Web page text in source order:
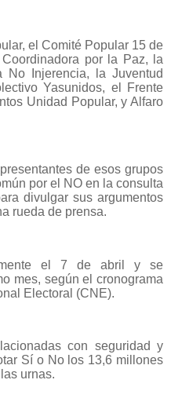
el Comité Popular 15 de
por la Paz, la
No Injerencia, la Juventud
Yasunidos, el Frente
Unidad Popular, y Alfaro
de esos grupos
por el NO en la consulta
divulgar sus argumentos
rueda de prensa.
el 7 de abril y se
mes, según el cronograma
Electoral (CNE).
con seguridad y
Sí o No los 13,6 millones
urnas.